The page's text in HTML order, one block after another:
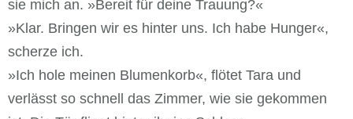
sie mich an. »Bereit für deine Trauung?«
»Klar. Bringen wir es hinter uns. Ich habe Hunger«,
scherze ich.
»Ich hole meinen Blumenkorb«, flötet Tara und
verlässt so schnell das Zimmer, wie sie gekommen